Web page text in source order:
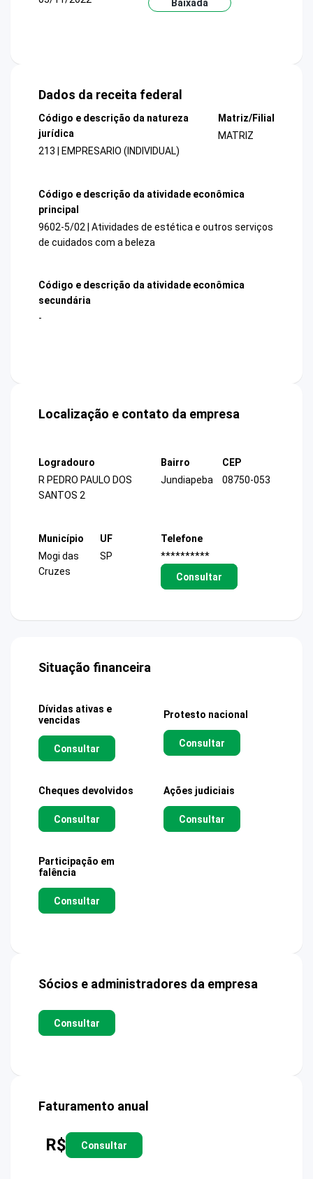
Baixada
Dados da receita federal
Código e descrição da natureza
jurídica
213 | EMPRESARIO (INDIVIDUAL)
Matriz/Filial
MATRIZ
Código e descrição da atividade econômica
principal
9602-5/02 | Atividades de estética e outros serviços
de cuidados com a beleza
Código e descrição da atividade econômica
secundária
-
Localização e contato da empresa
Logradouro
R PEDRO PAULO DOS
SANTOS 2
Bairro
Jundiapeba
CEP
08750-053
Município
Mogi das
Cruzes
UF
SP
Telefone
**********
Consultar
Situação financeira
Dívidas ativas e
vencidas
Consultar
Protesto nacional
Consultar
Cheques devolvidos
Consultar
Ações judiciais
Consultar
Participação em
falência
Consultar
Sócios e administradores da empresa
Consultar
Faturamento anual
R$ Consultar